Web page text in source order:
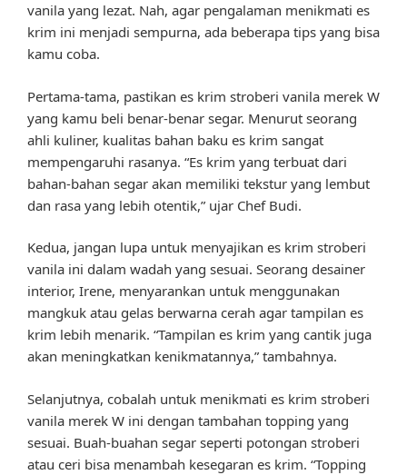
vanila yang lezat. Nah, agar pengalaman menikmati es
krim ini menjadi sempurna, ada beberapa tips yang bisa
kamu coba.
Pertama-tama, pastikan es krim stroberi vanila merek W
yang kamu beli benar-benar segar. Menurut seorang
ahli kuliner, kualitas bahan baku es krim sangat
mempengaruhi rasanya. “Es krim yang terbuat dari
bahan-bahan segar akan memiliki tekstur yang lembut
dan rasa yang lebih otentik,” ujar Chef Budi.
Kedua, jangan lupa untuk menyajikan es krim stroberi
vanila ini dalam wadah yang sesuai. Seorang desainer
interior, Irene, menyarankan untuk menggunakan
mangkuk atau gelas berwarna cerah agar tampilan es
krim lebih menarik. “Tampilan es krim yang cantik juga
akan meningkatkan kenikmatannya,” tambahnya.
Selanjutnya, cobalah untuk menikmati es krim stroberi
vanila merek W ini dengan tambahan topping yang
sesuai. Buah-buahan segar seperti potongan stroberi
atau ceri bisa menambah kesegaran es krim. “Topping